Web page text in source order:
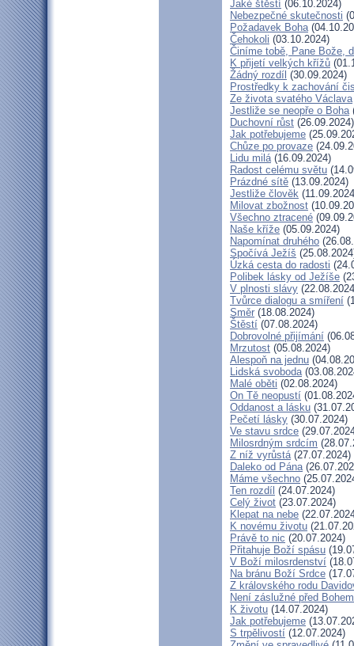
Jaké štěstí (06.10.2024)
Nebezpečné skutečnosti
Požadavek Boha
Čehokoli (03.10.2024)
Činíme tobě, Pane Bože,
K přijetí velkých křížů
Žádný rozdíl (30.09.2024)
Prostředky k zachování
Ze života svatého Václava
Jestliže se neopře o Boha
Duchovní růst (26.09.2024)
Jak potřebujeme
Chůze po provaze
Lidu milá(16.09.2024)
Radost celému světu
Prázdné sítě (13.09.2024)
Jestliže člověk
Milovat zbožnost
Všechno ztracené
Naše kříže (05.09.2024)
Napomínat druhého
Spočívá Ježíš
Úzká cesta do radosti
Polibek lásky od Ježíše
V plnosti slávy
Tvůrce dialogu a smíření
Směr (18.08.2024)
Štěstí (07.08.2024)
Dobrovolné přijímání
Mrzutost (05.08.2024)
Alespoň na jednu
Lidská svoboda
Malé oběti (02.08.2024)
On Tě neopustí
Oddanost a lásku
Pečetí lásky (30.07.2024)
Ve stavu srdce
Milosrdným srdcím
Z níž vyrůstá(27.07.2024)
Daleko od Pána
Máme všechno
Ten rozdíl (24.07.2024)
Celý život (23.07.2024)
Klepat na nebe
K novému životu
Právě to nic (20.07.2024)
Přitahuje Boží spásu
V Boží milosrdenství
Na bránu Boží Srdce
Z královského rodu
Není záslužné před Bohem
K životu (14.07.2024)
Jak potřebujeme
S trpělivostí (12.07.2024)